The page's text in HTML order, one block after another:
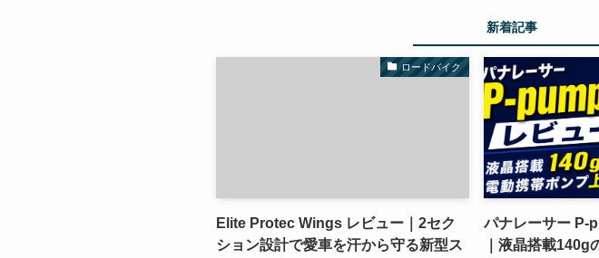
新着記事
ロードバイク
Elite Protec Wings レビュー｜2セク
ション設計で愛車を汗から守る新型ス
パナレーサー P-
｜液晶搭載140g